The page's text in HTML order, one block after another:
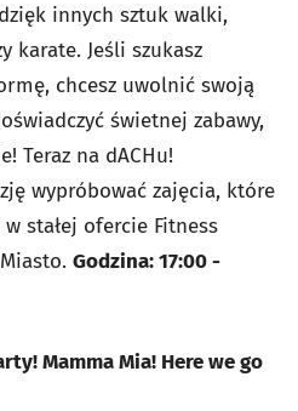
innych sztuk walki,
karate. Jeśli szukasz
chcesz uwolnić swoją
świetnej zabawy,
Teraz na dACHu!
wypróbować zajęcia, które
stałej ofercie Fitness
Godzina: 17:00 -
Mamma Mia! Here we go